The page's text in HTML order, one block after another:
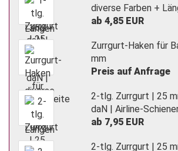
diverse Farben +
ab 4,85 EUR
Zurrgurt-Haken für
mm
Preis auf Anfrage
2-tlg. Zurrgurt | 25
daN | Airline-
ab 7,95 EUR
2-tlg. Zurrgurt | 25